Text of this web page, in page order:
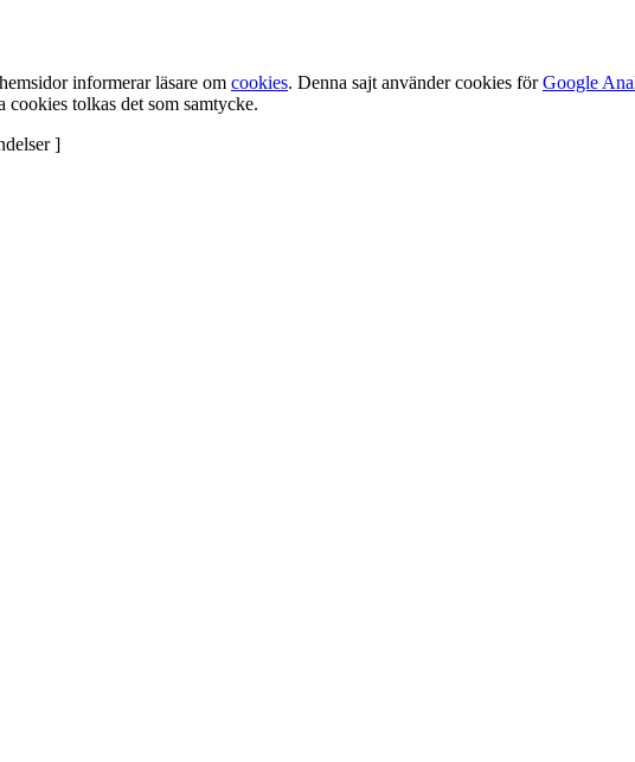
hemsidor informerar läsare om cookies. Denna sajt använder cookies förGoogle
tolkas det som samtycke.
]